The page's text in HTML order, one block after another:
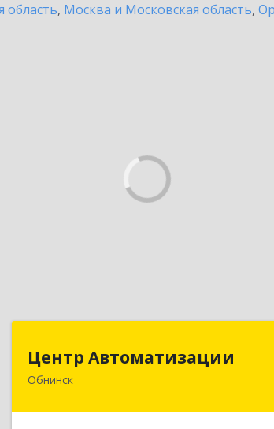
область, Москва и Московская область,
Центр Автоматизации
Обнинск249037, Калужская обл, Обнинск г,